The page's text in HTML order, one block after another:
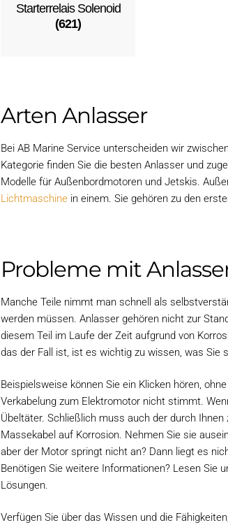
Starterrelais Solenoid
(621)
Arten Anlasser
Bei AB Marine Service unterscheiden wir
Kategorie finden Sie die besten Anlasser und
Modelle für Außenbordmotoren und Jetskis.
Lichtmaschine in einem. Sie gehören zu den
Probleme mit
Manche Teile nimmt man schnell als
werden müssen. Anlasser gehören nicht zur
diesem Teil im Laufe der Zeit aufgrund von
das der Fall ist, ist es wichtig zu wissen, was Sie
Beispielsweise können Sie ein Klicken hören,
Verkabelung zum Elektromotor nicht stimmt.
Übeltäter. Schließlich muss auch der durch
Massekabel auf Korrosion. Nehmen Sie sie
aber der Motor springt nicht an? Dann liegt es
Benötigen Sie weitere Informationen? Lesen Sie
Lösungen.
Verfügen Sie über das Wissen und die